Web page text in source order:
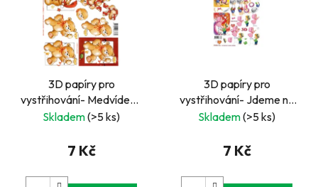
3D papíry pro
vystřihování- Medvídek s
vánoční čepicí
Skladem(>5 ks)
7 Kč
3D papíry pro
vystřihování- Jdeme na
pláž
Skladem(>5 ks)
7 Kč